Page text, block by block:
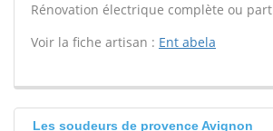
Rénovation électrique complète ou
Voir la fiche artisan : Ent abela
Les soudeurs de provence Avignon